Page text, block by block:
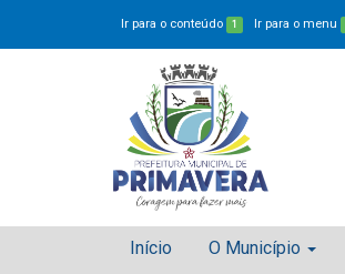
Ir para o conteúdo 1 Ir para o menu
Início O Município